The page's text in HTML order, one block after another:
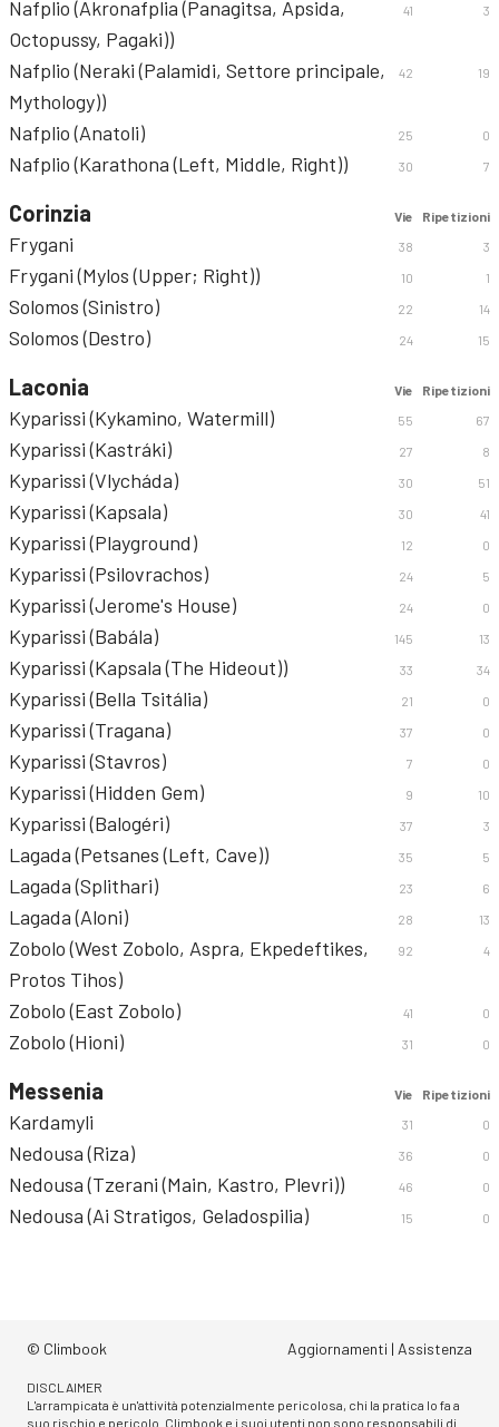
Nafplio (Akronafplia (Panagitsa, Apsida,
Octopussy, Pagaki))
41 3
Nafplio (Neraki (Palamidi, Settore principale,
Mythology))
42 19
Nafplio (Anatoli) 25 0
Nafplio (Karathona (Left, Middle, Right)) 30 7
Corinzia Vie Ripetizioni
Frygani 38 3
Frygani (Mylos (Upper; Right)) 10 1
Solomos (Sinistro) 22 14
Solomos (Destro) 24 15
Laconia Vie Ripetizioni
Kyparissi (Kykamino, Watermill) 55 67
Kyparissi (Kastráki) 27 8
Kyparissi (Vlycháda) 30 51
Kyparissi (Kapsala) 30 41
Kyparissi (Playground) 12 0
Kyparissi (Psilovrachos) 24 5
Kyparissi (Jerome's House) 24 0
Kyparissi (Babála) 145 13
Kyparissi (Kapsala (The Hideout)) 33 34
Kyparissi (Bella Tsitália) 21 0
Kyparissi (Tragana) 37 0
Kyparissi (Stavros) 7 0
Kyparissi (Hidden Gem) 9 10
Kyparissi (Balogéri) 37 3
Lagada (Petsanes (Left, Cave)) 35 5
Lagada (Splithari) 23 6
Lagada (Aloni) 28 13
Zobolo (West Zobolo, Aspra, Ekpedeftikes,
Protos Tihos)
92 4
Zobolo (East Zobolo) 41 0
Zobolo (Hioni) 31 0
Messenia Vie Ripetizioni
Kardamyli 31 0
Nedousa (Riza) 36 0
Nedousa (Tzerani (Main, Kastro, Plevri)) 46 0
Nedousa (Ai Stratigos, Geladospilia) 15 0
© Climbook Aggiornamenti | Assistenza
DISCLAIMER
L'arrampicata è un'attività potenzialmente pericolosa, chi la pratica lo fa a
suo rischio e pericolo. Climbook e i suoi utenti non sono responsabili di